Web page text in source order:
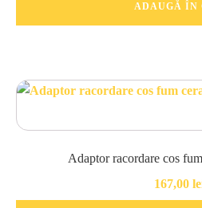
ADAUGĂ ÎN
Adaptor racordare cos
167,00